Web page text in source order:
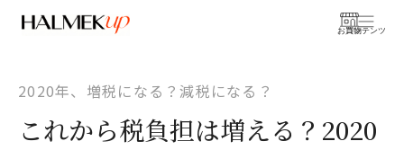
お買物
コンテンツ
2020年、増税になる？減税になる？
これから税負担は増える？2020